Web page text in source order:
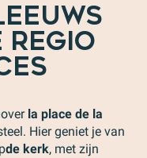
REGIO
la place de la
Hier geniet je van
de kerk, met zijn